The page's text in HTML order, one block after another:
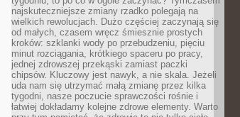
najskuteczniejsze zmiany rzadko polegają na
wielkich rewolucjach. Dużo częściej zaczynają się
od małych, czasem wręcz śmiesznie prostych
kroków: szklanki wody po przebudzeniu, pięciu
minut rozciągania, krótkiego spaceru po pracy,
jednej zdrowszej przekąski zamiast paczki
chipsów. Kluczowy jest nawyk, a nie skala. Jeżeli
uda nam się utrzymać małą zmianę przez kilka
tygodni, nasze poczucie sprawczości rośnie i
łatwiej dokładamy kolejne zdrowe elementy. Warto